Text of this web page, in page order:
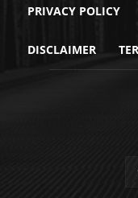
PRIVACY POLICY
DISCLAIMER